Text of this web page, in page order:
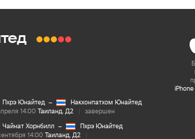
iPhone
Пхрэ Юнайтед –
Накхонпатхом Юнайтед
14:00 Таиланд. Д2 | завершен
Чайнат Хорнбилл –
Пхрэ Юнайтед
14:00 Таиланд. Д2 |